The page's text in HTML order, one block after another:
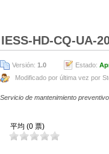
IESS-HD-CQ-UA-
Versión: 1.0 Estado:
Modificado por última vez por
Servicio de mantenimiento
平均 (0 票)